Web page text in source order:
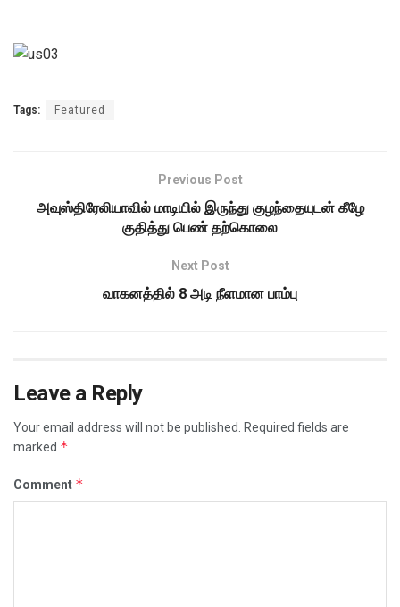
Tags: Featured
Previous Post
அவுஸ்திரேலியாவில் மாடியில் இருந்து குழந்தையுடன் கீழே
குதித்து பெண் தற்கொலை
Next Post
வாக­னத்­தி­ல் 8 அடி நீள­மான பாம்பு
Leave a Reply
Your email address will not be published. Required fields are
marked *
Comment *